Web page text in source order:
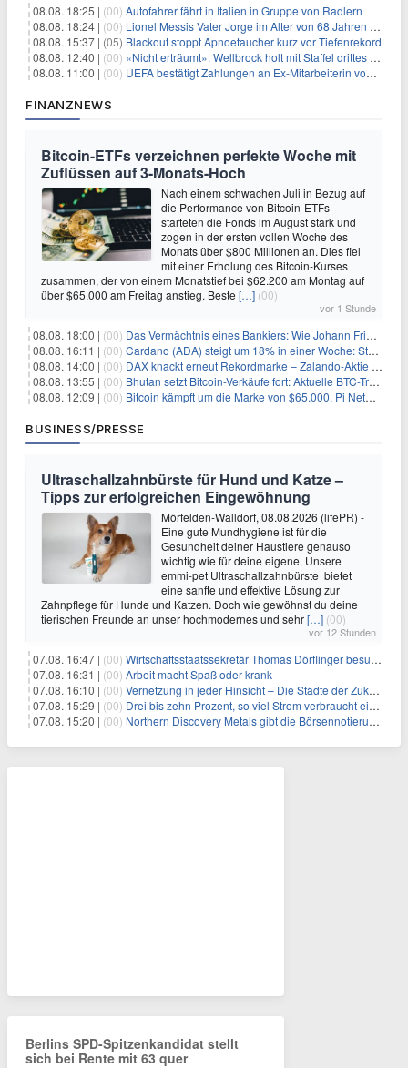
08.08. 18:25 | (00) Autofahrer fährt in Italien in Gruppe von Radlern
08.08. 18:24 | (00) Lionel Messis Vater Jorge im Alter von 68 Jahren gestorben
08.08. 15:37 | (05) Blackout stoppt Apnoetaucher kurz vor Tiefenrekord
08.08. 12:40 | (00) «Nicht erträumt»: Wellbrock holt mit Staffel drittes EM-Gold
08.08. 11:00 | (00) UEFA bestätigt Zahlungen an Ex-Mitarbeiterin von Infantino
FINANZNEWS
Bitcoin-ETFs verzeichnen perfekte Woche mit
Zuflüssen auf 3-Monats-Hoch
Nach einem schwachen Juli in Bezug auf
die Performance von Bitcoin-ETFs
starteten die Fonds im August stark und
zogen in der ersten vollen Woche des
Monats über $800 Millionen an. Dies fiel
mit einer Erholung des Bitcoin-Kurses
zusammen, der von einem Monatstief bei $62.200 am Montag auf
über $65.000 am Freitag anstieg. Beste […] (00)
vor 1 Stunde
08.08. 18:00 | (00) Das Vermächtnis eines Bankiers: Wie Johann Friedrich Städel sein Imperium unsterblich machte
08.08. 16:11 | (00) Cardano (ADA) steigt um 18% in einer Woche: Steht ein Kurs von $0,30 bevor?
08.08. 14:00 | (00) DAX knackt erneut Rekordmarke – Zalando-Aktie crasht nach Quartalszahlen
08.08. 13:55 | (00) Bhutan setzt Bitcoin-Verkäufe fort: Aktuelle BTC-Transaktionen
08.08. 12:09 | (00) Bitcoin kämpft um die Marke von $65.000, Pi Network gewinnt an Unterstützung
BUSINESS/PRESSE
Ultraschallzahnbürste für Hund und Katze –
Tipps zur erfolgreichen Eingewöhnung
Mörfelden-Walldorf, 08.08.2026 (lifePR) -
Eine gute Mundhygiene ist für die
Gesundheit deiner Haustiere genauso
wichtig wie für deine eigene. Unsere
emmi-pet Ultraschallzahnbürste bietet
eine sanfte und effektive Lösung zur
Zahnpflege für Hunde und Katzen. Doch wie gewöhnst du deine
tierischen Freunde an unser hochmodernes und sehr[…] (00)
vor 12 Stunden
07.08. 16:47 | (00) Wirtschaftsstaatssekretär Thomas Dörflinger besucht Handwerksbetrieb im Kammerbezirk Freiburg
07.08. 16:31 | (00) Arbeit macht Spaß oder krank
07.08. 16:10 | (00) Vernetzung in jeder Hinsicht – Die Städte der Zukunft sind grün-blau
07.08. 15:29 | (00) Drei bis zehn Prozent, so viel Strom verbraucht ein Aufzug im Gebäude
07.08. 15:20 | (00) Northern Discovery Metals gibt die Börsennotierung an der Frankfurter Wertpapierbörse bekannt
Berlins SPD-Spitzenkandidat stellt
sich bei Rente mit 63 quer